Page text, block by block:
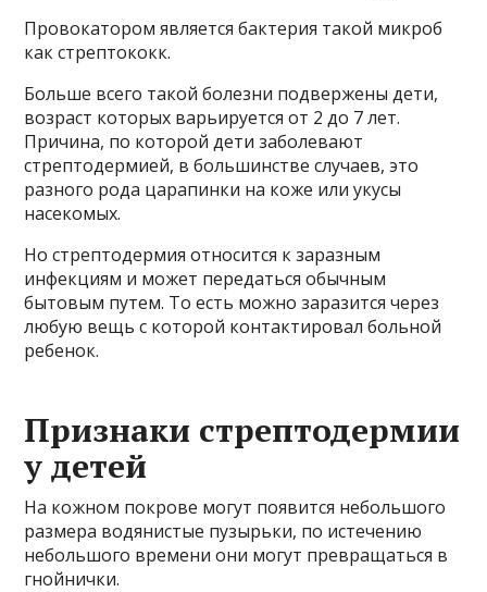
Провокатором является бактерия такой микроб
как стрептококк.
Больше всего такой болезни подвержены дети,
возраст которых варьируется от 2 до 7 лет.
Причина, по которой дети заболевают
стрептодермией, в большинстве случаев, это
разного рода царапинки на коже или укусы
насекомых.
Но стрептодермия относится к заразным
инфекциям и может передаться обычным
бытовым путем. То есть можно заразится через
любую вещь с которой контактировал больной
ребенок.
Признаки стрептодермии
у детей
На кожном покрове могут появится небольшого
размера водянистые пузырьки, по истечению
небольшого времени они могут превращаться в
гнойнички.